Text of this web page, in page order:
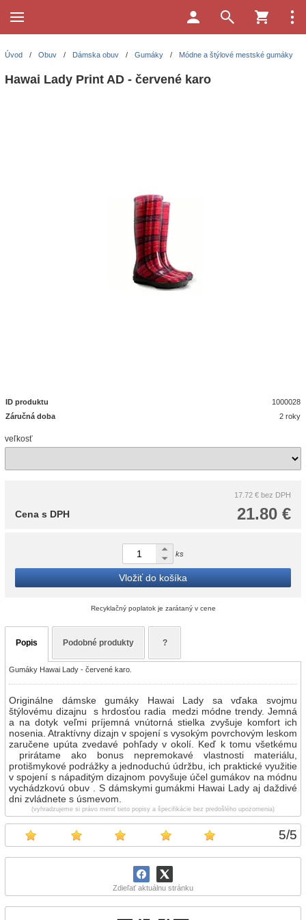
5/5
Zdieľať aktuálnu stránku
Úvod / Obuv / Dámska obuv / Gumáky / Módne a štýlové mestské gumáky
Hawai Lady Print AD - červené karo
ID produktu
1000028
Záručná doba
2 roky
veľkosť
17.72 € bez DPH
21.80 €
Cena s DPH
ks
Vložiť do košíka
Recyklačný poplatok je zarátaný v cene
Popis Podobné produkty ?
Gumáky Hawai Lady - červené karo.
Originálne dámske gumáky Hawai Lady sa vďaka svojmu
štýlovému dizajnu s hrdosťou radia medzi módne trendy. Jemná
a na dotyk veľmi príjemná vnútorná stielka zvyšuje komfort ich
nosenia. Atraktívny dizajn v spojení s vysokým povrchovým leskom
zaručene upúta zvedavé pohľady v okolí. Keď k tomu všetkému
prirátame ako bonus nepremokavé vlastnosti materiálu,
protišmykové podrážky a jednoduchú údržbu, ich praktické využitie
v spojení s nápaditým dizajnom povyšuje účel gumákov na módnu
vychádzkovú obuv . S dámskymi gumákmi Hawai Lady aj daždivé
dni zvládnete s úsmevom.
(vyhradzujeme si právo meniť tieto popisy a špecifikácie bez predošlého upozornenia)